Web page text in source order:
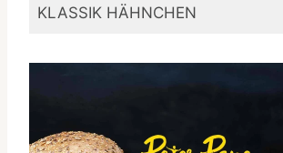
KLASSIK HÄHNCHEN